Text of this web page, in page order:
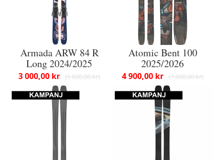
Armada ARW 84 R
Long 2024/2025
5 800,00 kr
3 000,00 kr
Atomic Bent 100
2025/2026
7 000,00 kr
4 900,00 kr